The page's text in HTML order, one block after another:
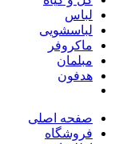
لباس
لباسشویی
ماکروفر
مبلمان
هدفون
صفحه اصلی
فروشگاه